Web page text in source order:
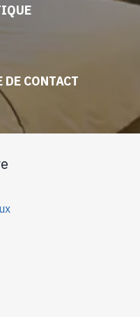
CONTACT